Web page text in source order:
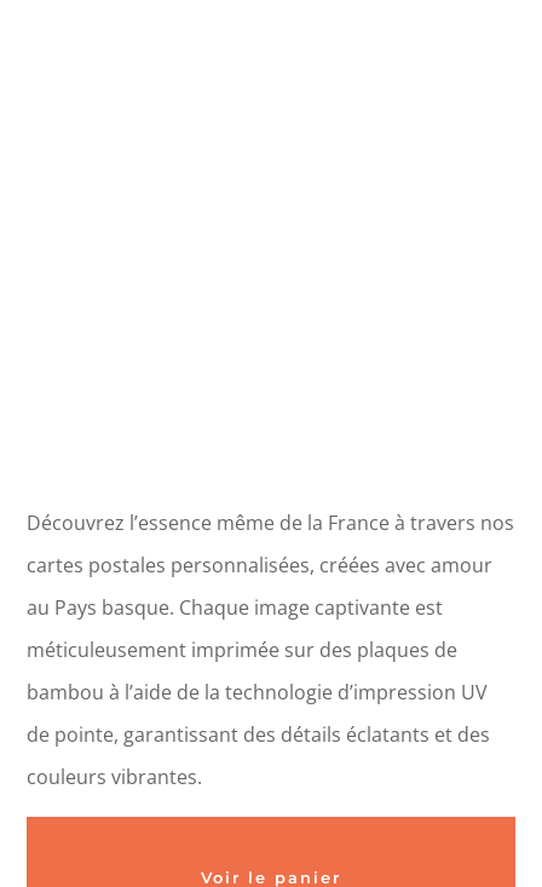
Découvrez l’essence même de la France à travers nos
cartes postales personnalisées, créées avec amour
au Pays basque. Chaque image captivante est
méticuleusement imprimée sur des plaques de
bambou à l’aide de la technologie d’impression UV
de pointe, garantissant des détails éclatants et des
couleurs vibrantes.
Voir le panier